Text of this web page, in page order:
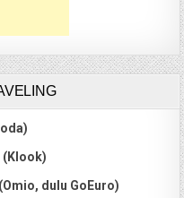
(Klook)
dulu GoEuro)